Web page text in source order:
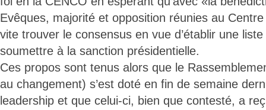
Evêques, majorité et opposition réunies au
vite trouver le consensus en vue d’établir une
soumettre à la sanction présidentielle.
Ces propos sont tenus alors que le
au changement) s’est doté en fin de semaine
leadership et que celui-ci, bien que contesté, a